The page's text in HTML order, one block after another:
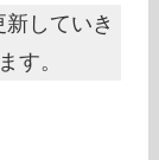
していき
す。